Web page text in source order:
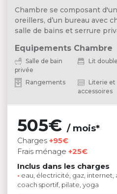
Chambre se composant
oreillers, d’un bureau avec
salle de bains et serrure
Equipements Chambre
Salle de bain
privée
Lit double
Rangements
Literie et
accessoires
505€ / mois*
Charges +95€
Frais ménage +25€
Inclus dans les charges
• eau, électricité, gaz, internet,
coach sportif, pilate, yoga